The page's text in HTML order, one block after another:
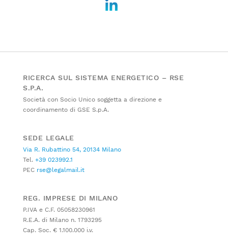
RICERCA SUL SISTEMA ENERGETICO – RSE
S.P.A.
Società con Socio Unico soggetta a direzione e
coordinamento di GSE S.p.A.
SEDE LEGALE
Via R. Rubattino 54, 20134 Milano
Tel. +39 023992.1
PEC rse@legalmail.it
REG. IMPRESE DI MILANO
P.IVA e C.F. 05058230961
R.E.A. di Milano n. 1793295
Cap. Soc. € 1.100.000 i.v.